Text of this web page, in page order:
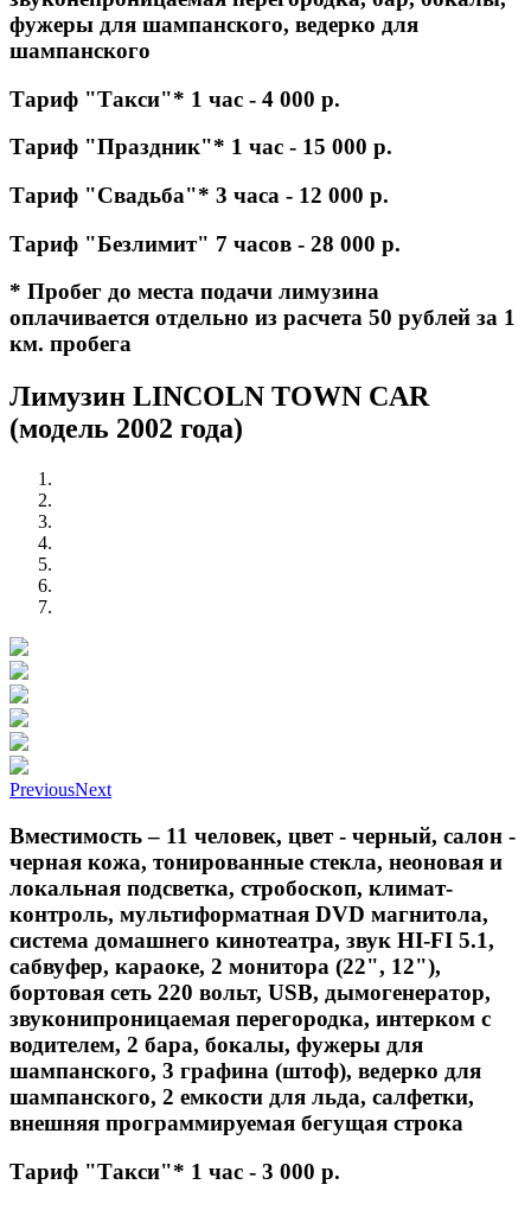
фужеры для шампанского, ведерко для
шампанского
Тариф "Такси"* 1 час - 4 000 р.
Тариф "Праздник"* 1 час - 15 000 р.
Тариф "Свадьба"* 3 часа - 12 000 р.
Тариф "Безлимит" 7 часов - 28 000 р.
* Пробег до места подачи лимузина
оплачивается отдельно из расчета 50 рублей за 1
км. пробега
Лимузин LINCOLN TOWN CAR
(модель 2002 года)
PreviousNext
Вместимость – 11 человек, цвет - черный, салон -
черная кожа, тонированные стекла, неоновая и
локальная подсветка, стробоскоп, климат-
контроль, мультиформатная DVD магнитола,
система домашнего кинотеатра, звук HI-FI 5.1,
сабвуфер, караоке, 2 монитора (22", 12"),
бортовая сеть 220 вольт, USB, дымогенератор,
звуконипроницаемая перегородка, интерком с
водителем, 2 бара, бокалы, фужеры для
шампанского, 3 графина (штоф), ведерко для
шампанского, 2 емкости для льда, салфетки,
внешняя программируемая бегущая строка
Тариф "Такси"* 1 час - 3 000 р.